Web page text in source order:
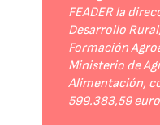
FEADER la
Desarrollo
Formación
Ministerio de
Alimentación,
599.383,59